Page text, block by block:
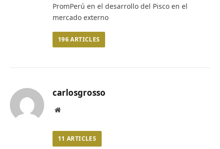
PromPerú en el desarrollo del Pisco en el
mercado externo
196ARTICLES
carlosgrosso
Website
11 ARTICLES